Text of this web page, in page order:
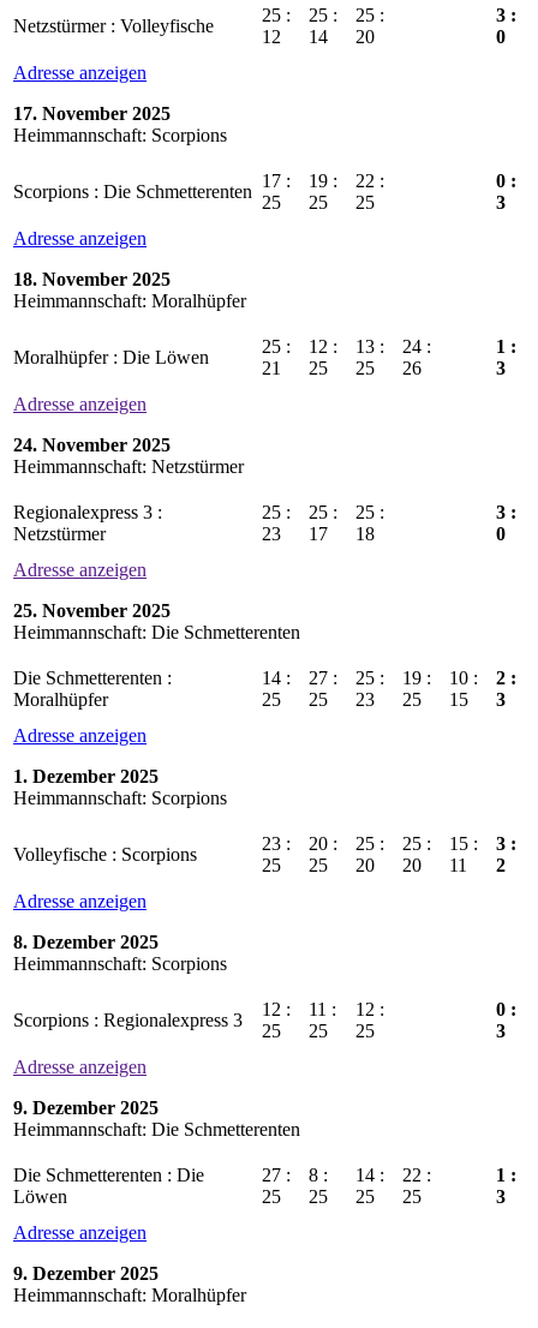
Netzstürmer : Volleyfische
25 :
12
25 :
14
25 :
20
3 :
0
Adresse anzeigen
17. November 2025
Heimmannschaft: Scorpions
Scorpions : Die Schmetterenten
17 :
25
19 :
25
22 :
25
0 :
3
Adresse anzeigen
18. November 2025
Heimmannschaft: Moralhüpfer
Moralhüpfer : Die Löwen
25 :
21
12 :
25
13 :
25
24 :
26
1 :
3
Adresse anzeigen
24. November 2025
Heimmannschaft: Netzstürmer
Regionalexpress 3 :
Netzstürmer
25 :
23
25 :
17
25 :
18
3 :
0
Adresse anzeigen
25. November 2025
Heimmannschaft: Die Schmetterenten
Die Schmetterenten :
Moralhüpfer
14 :
25
27 :
25
25 :
23
19 :
25
10 :
15
2 :
3
Adresse anzeigen
1. Dezember 2025
Heimmannschaft: Scorpions
Volleyfische : Scorpions
23 :
25
20 :
25
25 :
20
25 :
20
15 :
11
3 :
2
Adresse anzeigen
8. Dezember 2025
Heimmannschaft: Scorpions
Scorpions : Regionalexpress 3
12 :
25
11 :
25
12 :
25
0 :
3
Adresse anzeigen
9. Dezember 2025
Heimmannschaft: Die Schmetterenten
Die Schmetterenten : Die
Löwen
27 :
25
8 :
25
14 :
25
22 :
25
1 :
3
Adresse anzeigen
9. Dezember 2025
Heimmannschaft: Moralhüpfer